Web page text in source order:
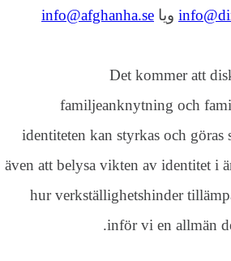
ویا info@afghanha.se
Det kommer att
familjeanknytning och
identiteten kan styrkas och
även att belysa vikten av identitet i
hur verkställighetshinder
inför vi en allmän